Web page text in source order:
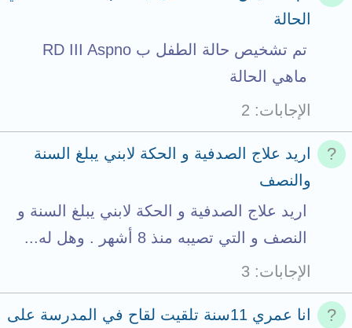
الحالة
تم تشخيص حالة الطفل ب RD III Aspno
ماهي الحالة
الإجابات
2
اريد علاج الصدفية و الحكة لابني يبلغ السنة
والنصف
اريد علاج الصدفية و الحكة لابني يبلغ السنة و
النصف و التي تصيبه منذ 8 أشهر . وهل له...
الإجابات
3
انا عمري 11سنة تلقيت لقاح في المدرسة على